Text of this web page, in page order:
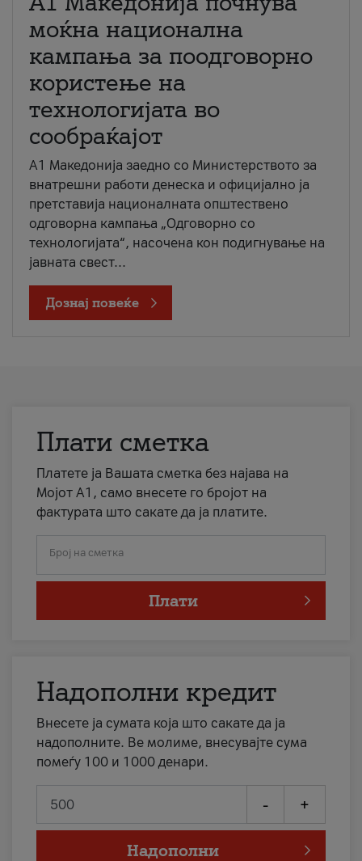
моќна национална
кампања за поодговорно
користење на
технологијата во
сообраќајот
A1 Македонија заедно со Министерството за
внатрешни работи денеска и официјално ја
претставија националната општествено
одговорна кампања „Одговорно со
технологијата“, насочена кон подигнување на
јавната свест...
Дознај повеќе
Плати сметка
Платете ја Вашата сметка без најава на
Мојот А1, само внесете го бројот на
фактурата што сакате да ја платите.
Број на сметка
Плати
Надополни кредит
Внесете ја сумата која што сакате да ја
надополните. Ве молиме, внесувајте сума
помеѓу 100 и 1000 денари.
- +
Надополни